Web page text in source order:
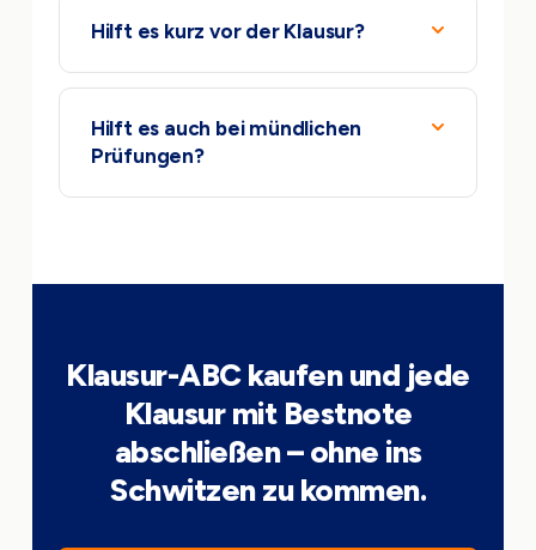
Hilft es kurz vor der Klausur?
Hilft es auch bei mündlichen
Prüfungen?
Klausur-ABC kaufen und jede
Klausur mit Bestnote
abschließen – ohne ins
Schwitzen zu kommen.